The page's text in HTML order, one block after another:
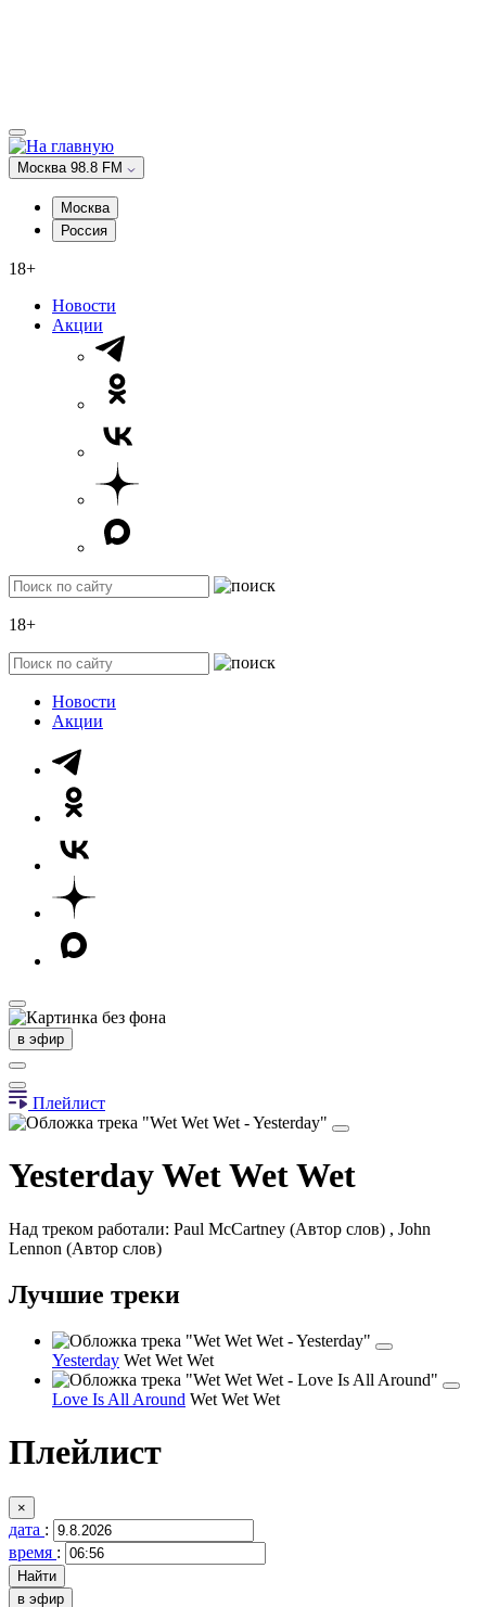
Москва 98.8 FM
Москва
Россия
18+
Новости
Акции
18+
Новости
Акции
в эфир
Плейлист
YesterdayWet Wet Wet
Над треком работали: Paul McCartney (Автор слов) , John
Lennon (Автор слов)
Лучшие треки
Yesterday Wet Wet Wet
Love Is All Around Wet Wet Wet
Плейлист
×
дата :
время :
в эфир